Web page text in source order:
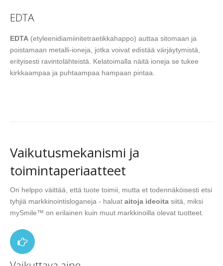
EDTA
EDTA (etyleenidiamiinitetraetikkahappo) auttaa sitomaan ja
poistamaan metalli-ioneja, jotka voivat edistää värjäytymistä,
erityisesti ravintolähteistä. Kelatoimalla näitä ioneja se tukee
kirkkaampaa ja puhtaampaa hampaan pintaa.
Vaikutusmekanismi ja
toimintaperiaatteet
On helppo väittää, että tuote toimii, mutta et todennäköisesti etsi
tyhjiä markkinointisloganeja - haluat aitoja ideoita siitä, miksi
mySmile™ on erilainen kuin muut markkinoilla olevat tuotteet.